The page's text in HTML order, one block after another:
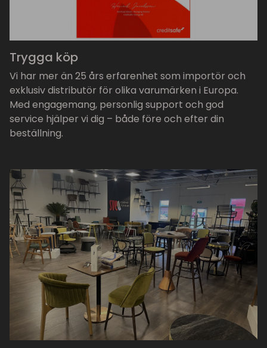
Trygga köp
Vi har mer än 25 års erfarenhet som importör och
exklusiv distributör för olika varumärken i Europa.
Med engagemang, personlig support och god
service hjälper vi dig – både före och efter din
beställning.